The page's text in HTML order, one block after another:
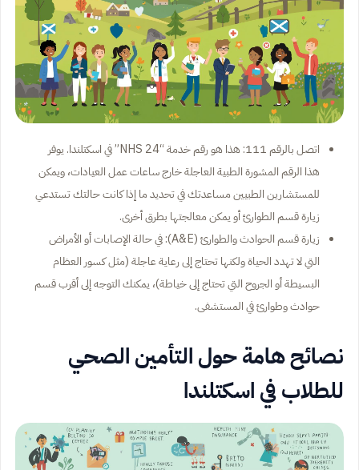
اتصل بالرقم 111: هذا هو رقم خدمة “NHS 24” في اسكتلندا. يوفر
هذا الرقم المشورة الطبية العاجلة خارج ساعات عمل العيادات، ويمكن
للمستشارين الطبيين مساعدتك في تحديد ما إذا كانت حالتك تستدعي
زيارة قسم الطوارئ أو يمكن معالجتها بطرق أخرى.
زيارة قسم الحوادث والطوارئ (A&E): في حالة الإصابات أو الأمراض
التي لا تهدد الحياة ولكنها تحتاج إلى رعاية عاجلة (مثل كسور العظام
البسيطة أو الجروح التي تحتاج إلى خياطة)، يمكنك التوجه إلى أقرب قسم
حوادث وطوارئ في المستشفى.
نصائح هامة حول التأمين الصحي
للطلاب في اسكتلندا